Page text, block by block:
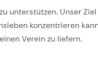
unterstützen. Unser
konzentrieren
Verein zu liefern.